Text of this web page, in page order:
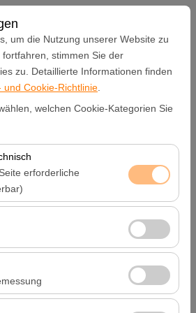
um die Nutzung unserer Website zu
stimmen Sie der
zu. Detaillierte Informationen finden
und Cookie-Richtlinie
welchen Cookie-Kategorien Sie
erforderliche
das ordnungsgemäße
die Sicherheit, die
grundlegende Funktionen
nicht deaktiviert werden.
es uns, zu analysieren, wie
wird (Besucherzahl,
Nutzerverhalten). Diese Daten
die Leistung der Website zu
es uns, Ihnen auf Ihre
auswählen